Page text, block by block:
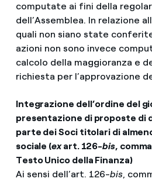
computate ai fini della
dell’Assemblea. In relazione
quali non siano state
azioni non sono invece
calcolo della maggioranza e
richiesta per l’approvazione
Integrazione dell’ordine del
presentazione di proposte di
parte dei Soci titolari di
sociale (exart. 126-bis,
Testo Unico della Finanza)
Ai sensi dell’art. 126-bis,